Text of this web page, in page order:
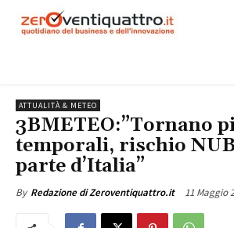
ATTUALITÀ & METEO
3BMETEO:”Tornano
temporali, rischio
parte d’Italia”
By Redazione di Zeroventiquattro.it 11 Maggio